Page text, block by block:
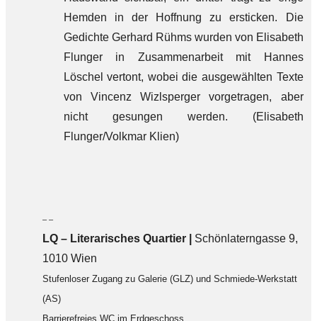
Hemden in der Hoffnung zu ersticken. Die
Gedichte Gerhard Rühms wurden von Elisabeth
Flunger in Zusammenarbeit mit Hannes
Löschel vertont, wobei die ausgewählten Texte
von Vincenz Wizlsperger vorgetragen, aber
nicht gesungen werden. (Elisabeth
Flunger/Volkmar Klien)
– –
LQ –Literarisches Quartier | Schönlaterngasse 9,
1010 Wien
Stufenloser Zugang zu Galerie (GLZ) und Schmiede-Werkstatt
(AS)
Barrierefreies WC im Erdgeschoss